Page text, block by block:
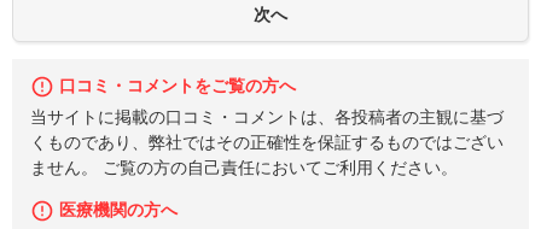
口コミ・コメントをご覧の方へ
当サイトに掲載の口コミ・コメントは、各投稿者の主観に基づ
くものであり、弊社ではその正確性を保証するものではござい
ません。 ご覧の方の自己責任においてご利用ください。
医療機関の方へ